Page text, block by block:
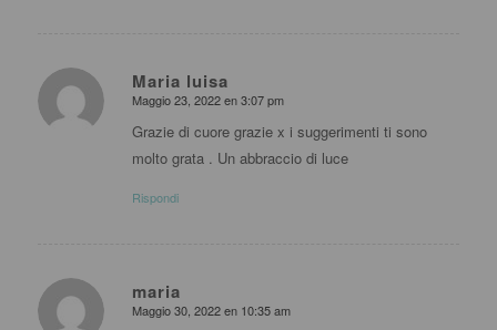
Maria luisa
dice:
Maggio 23, 2022 en 3:07 pm
Grazie di cuore grazie x i suggerimenti ti sono
molto grata . Un abbraccio di luce
Rispondi
maria
dice:
Maggio 30, 2022 en 10:35 am